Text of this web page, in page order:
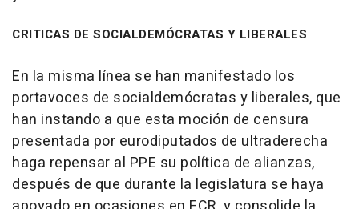
CRITICAS DE SOCIALDEMÓCRATAS Y LIBERALES
En la misma línea se han manifestado los
portavoces de socialdemócratas y liberales, que
han instando a que esta moción de censura
presentada por eurodiputados de ultraderecha
haga repensar al PPE su política de alianzas,
después de que durante la legislatura se haya